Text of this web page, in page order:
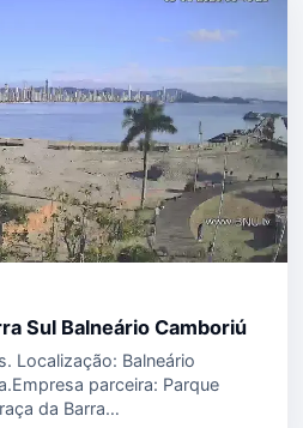
Sul Balneário Camboriú
Localização: Balneário
parceira: Parque
da Barra…